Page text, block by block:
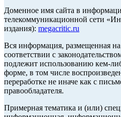
Доменное имя сайта в
телекоммуникационной сети
издания): megacritic.ru
Вся информация, размещенная на
соответствии с
подлежит использованию кем-
форме, в том числе
переработке не иначе как с
правообладателя.
Примерная тематика и (или)